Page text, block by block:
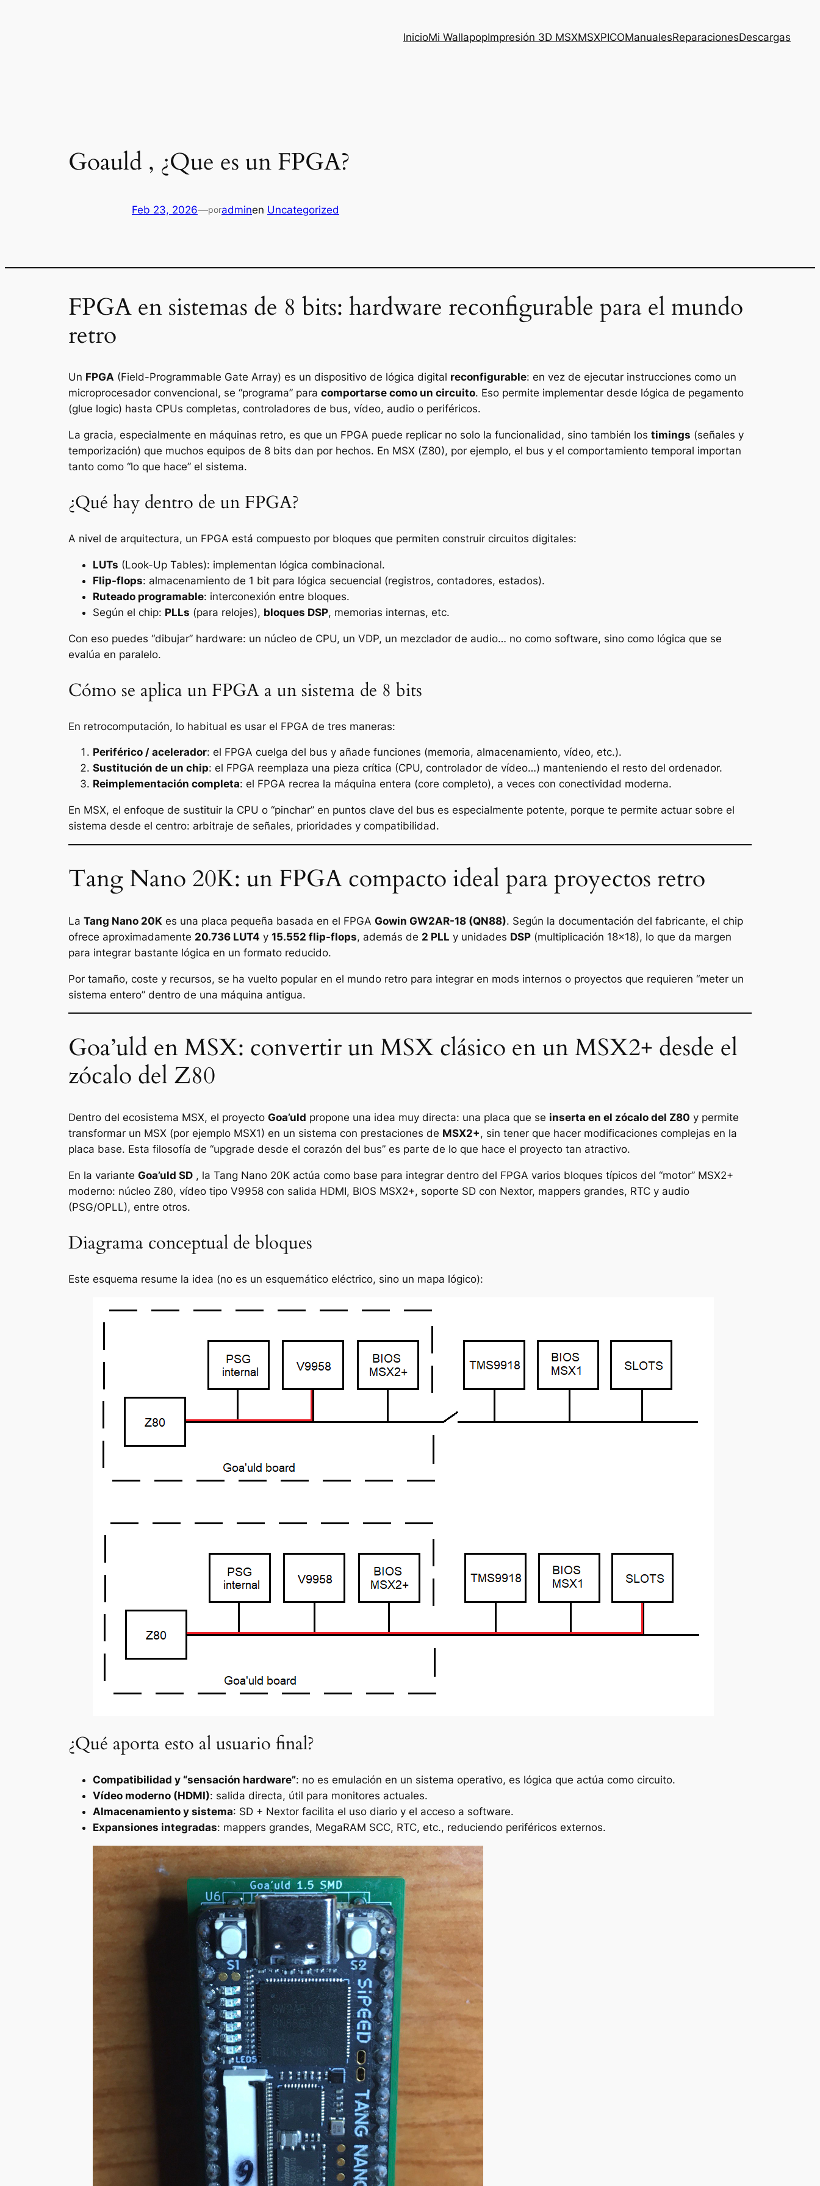
InicioMi WallapopImpresión 3D MSXMSXPICOManualesReparacionesDescargas
Goauld , ¿Que es un FPGA?
Feb 23, 2026—poradminen Uncategorized
FPGA en sistemas de 8 bits: hardware reconfigurable para el mundo
retro
Un FPGA (Field-Programmable Gate Array) es un dispositivo de lógica digital reconfigurable: en vez de ejecutar instrucciones como un
microprocesador convencional, se “programa” para comportarse como un circuito. Eso permite implementar desde lógica de pegamento
(glue logic) hasta CPUs completas, controladores de bus, vídeo, audio o periféricos.
La gracia, especialmente en máquinas retro, es que un FPGA puede replicar no solo la funcionalidad, sino también los timings (señales y
temporización) que muchos equipos de 8 bits dan por hechos. En MSX (Z80), por ejemplo, el bus y el comportamiento temporal importan
tanto como “lo que hace” el sistema.
¿Qué hay dentro de un FPGA?
A nivel de arquitectura, un FPGA está compuesto por bloques que permiten construir circuitos digitales:
LUTs (Look-Up Tables): implementan lógica combinacional.
Flip-flops: almacenamiento de 1 bit para lógica secuencial (registros, contadores, estados).
Ruteado programable: interconexión entre bloques.
Según el chip: PLLs (para relojes), bloques DSP, memorias internas, etc.
Con eso puedes “dibujar” hardware: un núcleo de CPU, un VDP, un mezclador de audio… no como software, sino como lógica que se
evalúa en paralelo.
Cómo se aplica un FPGA a un sistema de 8 bits
En retrocomputación, lo habitual es usar el FPGA de tres maneras:
Periférico / acelerador: el FPGA cuelga del bus y añade funciones (memoria, almacenamiento, vídeo, etc.).
Sustitución de un chip: el FPGA reemplaza una pieza crítica (CPU, controlador de vídeo…) manteniendo el resto del ordenador.
Reimplementación completa: el FPGA recrea la máquina entera (core completo), a veces con conectividad moderna.
En MSX, el enfoque de sustituir la CPU o “pinchar” en puntos clave del bus es especialmente potente, porque te permite actuar sobre el
sistema desde el centro: arbitraje de señales, prioridades y compatibilidad.
Tang Nano 20K: un FPGA compacto ideal para proyectos retro
La Tang Nano 20K es una placa pequeña basada en el FPGA Gowin GW2AR-18 (QN88). Según la documentación del fabricante, el chip
ofrece aproximadamente 20.736 LUT4 y 15.552 flip-flops, además de 2 PLL y unidades DSP (multiplicación 18×18), lo que da margen
para integrar bastante lógica en un formato reducido.
Por tamaño, coste y recursos, se ha vuelto popular en el mundo retro para integrar en mods internos o proyectos que requieren “meter un
sistema entero” dentro de una máquina antigua.
Goa’uld en MSX: convertir un MSX clásico en un MSX2+ desde el
zócalo del Z80
Dentro del ecosistema MSX, el proyecto Goa’uld propone una idea muy directa: una placa que se inserta en el zócalo del Z80 y permite
transformar un MSX (por ejemplo MSX1) en un sistema con prestaciones de MSX2+, sin tener que hacer modificaciones complejas en la
placa base. Esta filosofía de “upgrade desde el corazón del bus” es parte de lo que hace el proyecto tan atractivo.
En la variante Goa’uld SD , la Tang Nano 20K actúa como base para integrar dentro del FPGA varios bloques típicos del “motor” MSX2+
moderno: núcleo Z80, vídeo tipo V9958 con salida HDMI, BIOS MSX2+, soporte SD con Nextor, mappers grandes, RTC y audio
(PSG/OPLL), entre otros.
Diagrama conceptual de bloques
Este esquema resume la idea (no es un esquemático eléctrico, sino un mapa lógico):
¿Qué aporta esto al usuario final?
Compatibilidad y “sensación hardware”: no es emulación en un sistema operativo, es lógica que actúa como circuito.
Vídeo moderno (HDMI): salida directa, útil para monitores actuales.
Almacenamiento y sistema: SD + Nextor facilita el uso diario y el acceso a software.
Expansiones integradas: mappers grandes, MegaRAM SCC, RTC, etc., reduciendo periféricos externos.